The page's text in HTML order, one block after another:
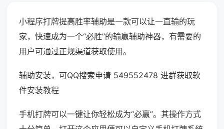
小程序打牌提高胜率辅助是一款可以让一直输的玩
家，快速成为一个“必胜”的输赢辅助神器，有需要的
用户可通过正规渠道获取使用。
辅助安装，可QQ搜索申请 549552478 进群获取软
件安装教程
手机打牌可以一键让你轻松成为“必赢”。其操作方式